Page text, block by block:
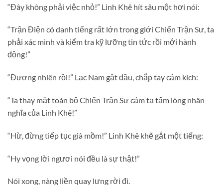
“Đây không phải việc nhỏ!” Linh Khê hít sâu một hơi nói:
“Trận Điện có danh tiếng rất lớn trong giới Chiến Trận Sư, ta
phải xác minh và kiểm tra kỹ lưỡng tin tức rồi mới hành
động!”
“Đương nhiên rồi!” Lạc Nam gật đầu, chắp tay cảm kích:
“Ta thay mặt toàn bộ Chiến Trận Sư cảm tạ tấm lòng nhân
nghĩa của Linh Khê!”
“Hừ, đừng tiếp tục già mồm!” Linh Khê khẽ gắt một tiếng:
“Hy vọng lời ngươi nói đều là sự thật!”
Nói xong, nàng liền quay lưng rời đi.